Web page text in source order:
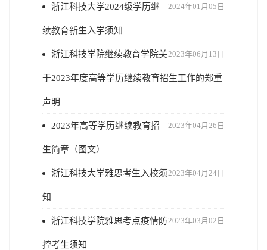
2024年01月05日
浙江科技大学2024级学历继
续教育新生入学须知
2023年06月13日
浙江科技学院继续教育学院关
于2023年度高等学历继续教育招生工作的郑重
声明
2023年04月26日
2023年高等学历继续教育招
生简章（图文）
2023年04月24日
浙江科技大学雅思考生入校须
知
2023年03月02日
浙江科技学院雅思考点疫情防
控考生须知